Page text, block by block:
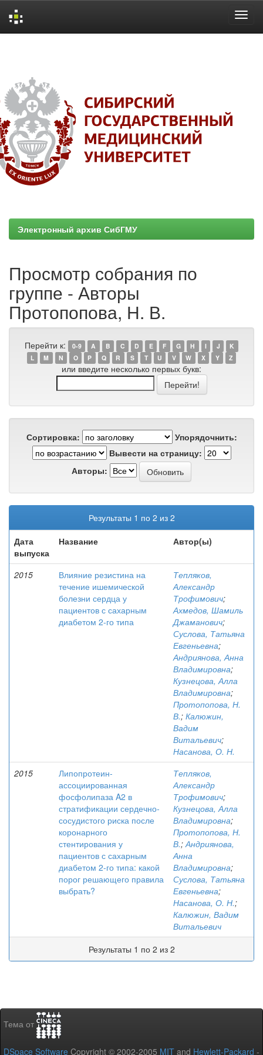
Электронный архив СибГМУ
Просмотр собрания по
группе - Авторы
Протопопова, Н. В.
Перейти к: 0-9 A B C D E F G H I J
K
L
M N O P Q R S T U V W X Y Z
или введите несколько первых букв:
Сортировка:
Упорядочнить:
Вывести на страницу:
Авторы:
Результаты 1 по 2 из 2
Дата
выпуска
Название Автор(ы)
2015
Влияние резистина на
течение ишемической
болезни сердца у
пациентов с сахарным
диабетом 2-го типа
Тепляков,
Александр
Трофимович;
Ахмедов, Шамиль
Джаманович;
Суслова, Татьяна
Евгеньевна;
Андриянова, Анна
Владимировна;
Кузнецова, Алла
Владимировна;
Протопопова, Н.
В.; Калюжин,
Вадим
Витальевич;
Насанова, О. Н.
2015
Липопротеин-
ассоциированная
фосфолипаза A2 в
стратификации сердечно-
сосудистого риска после
коронарного
стентирования у
пациентов с сахарным
диабетом 2-го типа: какой
порог решающего правила
выбрать?
Тепляков,
Александр
Трофимович;
Кузнецова, Алла
Владимировна;
Протопопова, Н.
В.;Андриянова,
Анна
Владимировна;
Суслова, Татьяна
Евгеньевна;
Насанова, О. Н.;
Калюжин, Вадим
Витальевич
Результаты 1 по 2 из 2
Тема от
DSpace Software Copyright © 2002-2005 MIT and Hewlett-Packard -